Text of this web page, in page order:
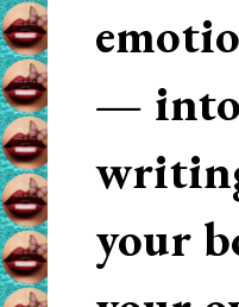
— into
your